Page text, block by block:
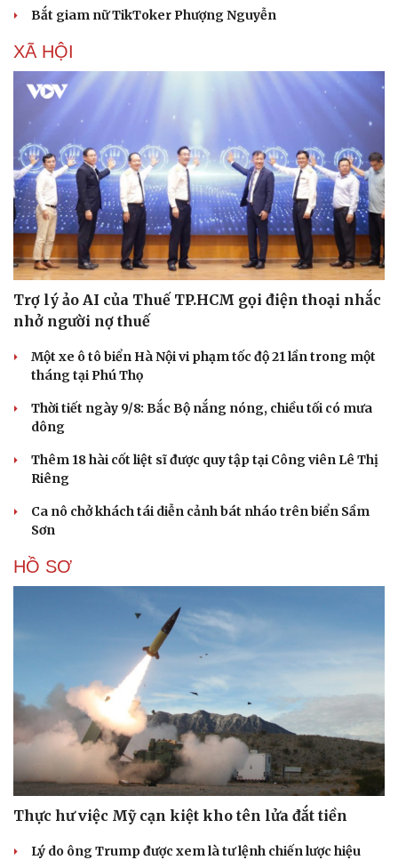
Tư vấn
Săn Tour
check-in
Podcast
Câu chuyện thời sự
Đọc truyện đêm khuya
Cửa sổ tình yêu
Kể chuyện cho bé
Hạt giống tâm hồn
Bắt giam nữ TikToker Phượng Nguyễn
XÃ HỘI
Trợ lý ảo AI của Thuế TP.HCM gọi điện thoại nhắc
nhở người nợ thuế
Một xe ô tô biển Hà Nội vi phạm tốc độ 21 lần trong một
tháng tại Phú Thọ
Thời tiết ngày 9/8: Bắc Bộ nắng nóng, chiều tối có mưa
dông
Thêm 18 hài cốt liệt sĩ được quy tập tại Công viên Lê Thị
Riêng
Ca nô chở khách tái diễn cảnh bát nháo trên biển Sầm
Sơn
HỒ SƠ
Thực hư việc Mỹ cạn kiệt kho tên lửa đắt tiền
Lý do ông Trump được xem là tư lệnh chiến lược hiệu